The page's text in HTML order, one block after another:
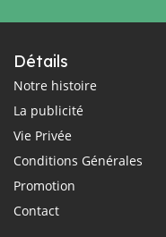
Détails
Notre histoire
La publicité
Vie Privée
Conditions Générales
Promotion
Contact